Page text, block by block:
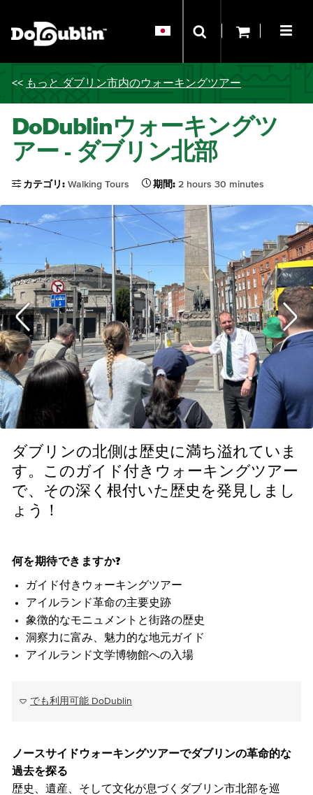
<< もっと ダブリン市内のウォーキングツアー
DoDublinウォーキングツ
アー - ダブリン北部
カテゴリ: Walking Tours 期間: 2 hours 30 minutes
ダブリンの北側は歴史に満ち溢れていま
す。このガイド付きウォーキングツアー
で、その深く根付いた歴史を発見しまし
ょう！
何を期待できますか?
ガイド付きウォーキングツアー
アイルランド革命の主要史跡
象徴的なモニュメントと街路の歴史
洞察力に富み、魅力的な地元ガイド
アイルランド文学博物館への入場
でも利用可能 DoDublin
ノースサイドウォーキングツアーでダブリンの革命的な
過去を探る
歴史、遺産、そして文化が息づくダブリン市北部を巡